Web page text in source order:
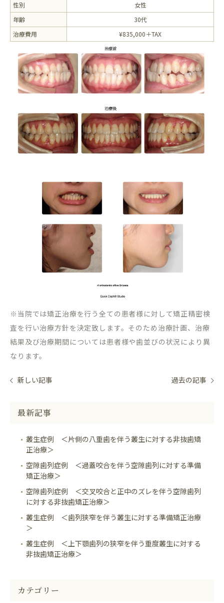
性別
女性
年齢
30代
治療費用
¥835,000＋TAX
※当院では矯正治療を行う全ての患者様に対して矯正精密検
査を行い治療方針を決定致します。そのため治療計画、治療
結果及び治療期間については患者様や歯並びの状況により異
なります。
新しい記事 過去の記事
最新記事
叢生症例 ＜片側の八重歯を伴う叢生に対する非抜歯矯
正治療＞
空隙歯列症例 ＜過蓋咬合を伴う空隙歯列に対する準備
矯正治療＞
空隙歯列症例 ＜交叉咬合と正中のズレを伴う空隙歯列
に対する非抜歯矯正治療＞
叢生症例 ＜歯列狭窄を伴う叢生に対する準備矯正治療
＞
叢生症例 ＜上下顎歯列の狭窄を伴う重度叢生に対する
非抜歯矯正治療＞
カテゴリー